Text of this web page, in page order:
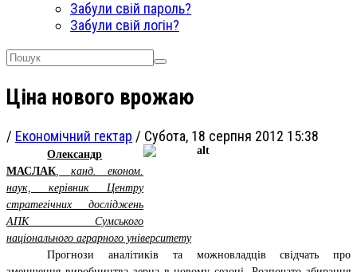
Забули свій пароль?
Забули свій логін?
Ціна нового врожаю
/ Економічний гектар / Субота, 18 серпня 2012 15:38
Олександр
МАСЛАК
канд. економ.
наук, керівник Центру
стратегічних досліджень
АПК Сумського
національного аграрного університету
Прогнози аналітиків та можновладців свідчать про